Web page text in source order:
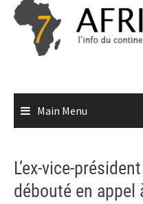
Skip
content
Main Menu
L’ex-vice-
débouté en appel